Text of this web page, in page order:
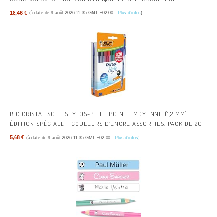
18,46 € (à date de 9 août 2026 11:35 GMT +02:00 - Plus d’infos)
BIC CRISTAL SOFT STYLOS-BILLE POINTE MOYENNE (1,2 MM)
ÉDITION SPÉCIALE - COULEURS D’ENCRE ASSORTIES, PACK DE 20
5,68 € (à date de 9 août 2026 11:35 GMT +02:00 - Plus d’infos)